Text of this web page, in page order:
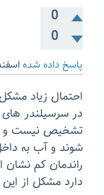
0
0
پاسخ داده شدهاسفند 16,
احتمال زیاد
در سرسیلندر های
تشخیص نیست و
شوند و آب به
راندمان کم نشان
دارد مشکل از